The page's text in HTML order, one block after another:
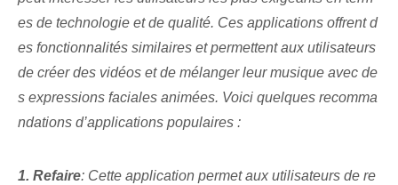
es de technologie et de qualité. Ces applications offrent d
es fonctionnalités similaires et permettent aux utilisateurs
de créer des vidéos et de mélanger leur musique avec de
s expressions faciales animées. Voici quelques recomma
ndations d’applications populaires :
1. Refaire: Cette application permet aux utilisateurs de re